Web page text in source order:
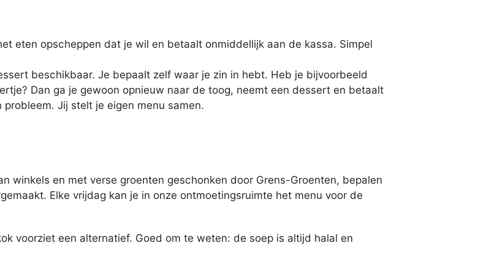
eten opscheppen dat je wil en betaalt onmiddellijk aan de kassa. Simpel
beschikbaar. Je bepaalt zelf waar je zin in hebt. Heb je bijvoorbeeld
Dan ga je gewoon opnieuw naar de toog, neemt een dessert en betaalt
Jij stelt je eigen menu samen.
winkels en met verse groenten geschonken door Grens-Groenten, bepalen
Elke vrijdag kan je in onze ontmoetingsruimte het menu voor de
voorziet een alternatief. Goed om te weten: de soep is altijd halal en